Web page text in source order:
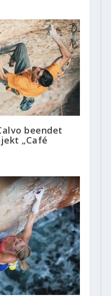
beendet
„Café